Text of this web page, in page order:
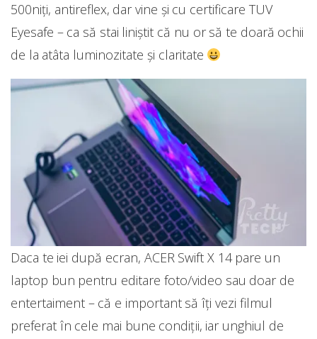
500niți, antireflex, dar vine și cu certificare TUV
Eyesafe – ca să stai liniștit că nu or să te doară ochii
de la atâta luminozitate și claritate
Daca te iei după ecran, ACER Swift X 14 pare un
laptop bun pentru editare foto/video sau doar de
entertaiment – că e important să îți vezi filmul
preferat în cele mai bune condiții, iar unghiul de